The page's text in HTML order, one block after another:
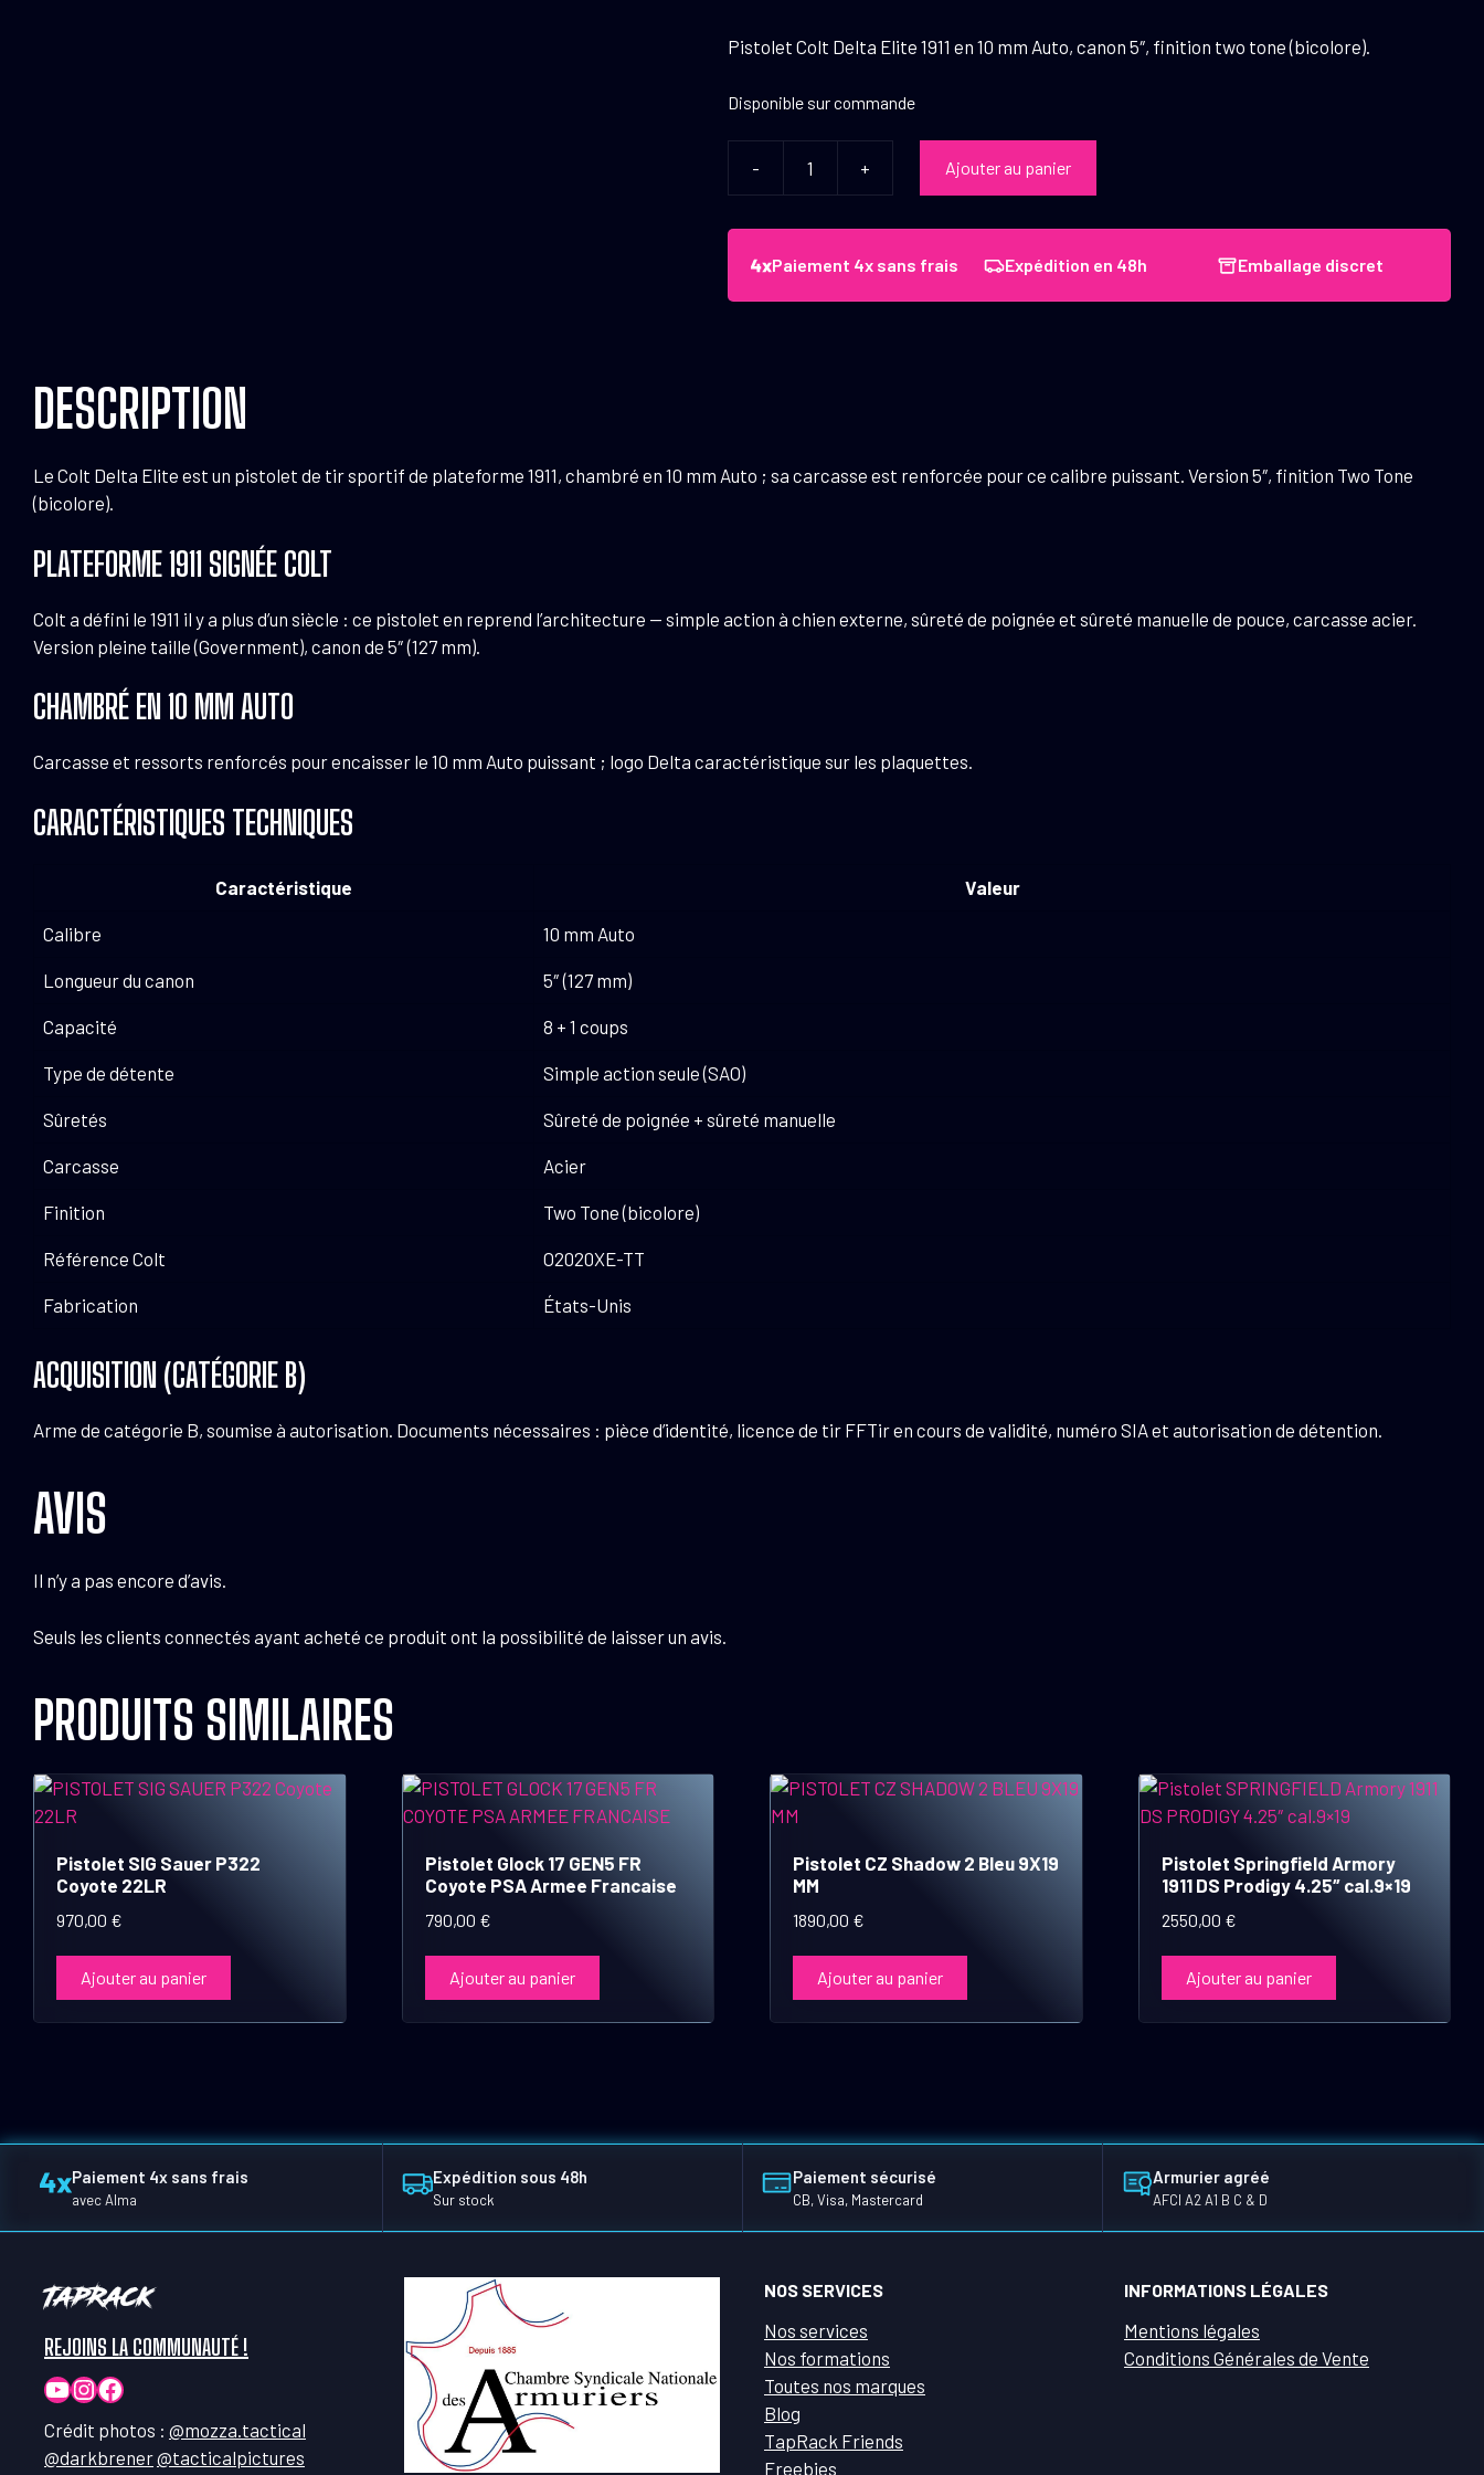
Pistolet Colt Delta Elite 1911 en 10 mm Auto, canon 5″, finition two tone (bicolore).
Disponible sur commande
-
Pistolet
Colt
Tone
+ Ajouter au panier
Paiement 4x sans frais Expédition en 48h Emballage discret
DESCRIPTION
Le Colt Delta Elite est un pistolet de tir sportif de plateforme 1911, chambré en 10 mm Auto ; sa carcasse est renforcée pour ce calibre puissant. Version 5″, finition Two Tone
(bicolore).
PLATEFORME 1911 SIGNÉE COLT
Colt a défini le 1911 il y a plus d’un siècle : ce pistolet en reprend l’architecture — simple action à chien externe, sûreté de poignée et sûreté manuelle de pouce, carcasse acier.
Version pleine taille (Government), canon de 5″ (127 mm).
CHAMBRÉ EN 10 MM AUTO
Carcasse et ressorts renforcés pour encaisser le 10 mm Auto puissant ; logo Delta caractéristique sur les plaquettes.
CARACTÉRISTIQUES TECHNIQUES
Caractéristique Valeur
Calibre 10 mm Auto
Longueur du canon 5″ (127 mm)
Capacité 8 + 1 coups
Type de détente Simple action seule (SAO)
Sûretés Sûreté de poignée + sûreté manuelle
Carcasse Acier
Finition Two Tone (bicolore)
Référence Colt O2020XE-TT
Fabrication États-Unis
ACQUISITION (CATÉGORIE B)
Arme de catégorie B, soumise à autorisation. Documents nécessaires : pièce d’identité, licence de tir FFTir en cours de validité, numéro SIA et autorisation de détention.
AVIS
Il n’y a pas encore d’avis.
Seuls les clients connectés ayant acheté ce produit ont la possibilité de laisser un avis.
PRODUITS SIMILAIRES
Pistolet SIG Sauer P322
Coyote 22LR
970,00 €
Ajouter au panier
Pistolet Glock 17 GEN5 FR
Coyote PSA Armee Francaise
790,00 €
Ajouter au panier
Pistolet CZ Shadow 2 Bleu 9X19
MM
1890,00 €
Ajouter au panier
Pistolet Springfield Armory
1911 DS Prodigy 4.25″ cal.9×19
2550,00 €
Ajouter au panier
Paiement 4x sans frais
avec Alma
Expédition sous 48h
Sur stock
Paiement sécurisé
CB, Visa, Mastercard
Armurier agréé
AFCI A2 A1 B C & D
TapRack
REJOINS LA COMMUNAUTÉ !
YouTube
Instagram
Facebook
Crédit photos : @mozza.tactical
@darkbrener@tacticalpictures
NOS SERVICES
Nos services
Nos formations
Toutes nos marques
Blog
TapRack Friends
Freebies
INFORMATIONS LÉGALES
Mentions légales
Conditions Générales de Vente